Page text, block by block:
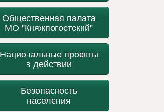
Общественная палата
МО "Княжпогостский"
Национальные проекты
в действии
Безопасность
населения